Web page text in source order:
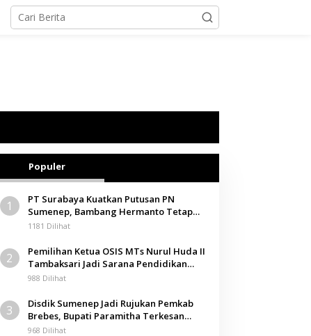
Populer
1
PT Surabaya Kuatkan Putusan PN
Sumenep, Bambang Hermanto Tetap
Dinyatakan Pemilik Sah Tanah di
1181 Dilihat
2
Pemilihan Ketua OSIS MTs Nurul Huda II
Tambaksari Jadi Sarana Pendidikan
Demokrasi bagi Siswa
988 Dilihat
3
Disdik Sumenep Jadi Rujukan Pemkab
Brebes, Bupati Paramitha Terkesan
Pendidikan Berbasis Budaya
968 Dilihat